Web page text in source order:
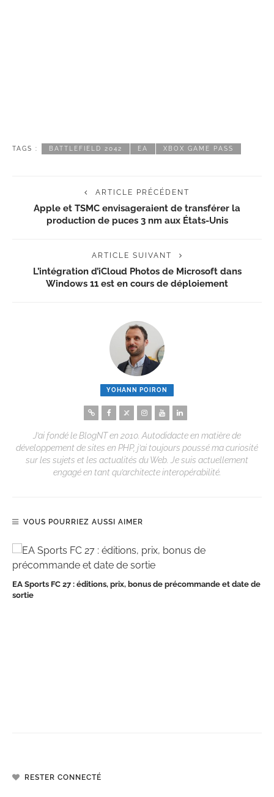
TAGS : BATTLEFIELD 2042 EA XBOX GAME PASS
ARTICLE PRÉCÉDENT
Apple et TSMC envisageraient de transférer la
production de puces 3 nm aux États-Unis
ARTICLE SUIVANT
L’intégration d’iCloud Photos de Microsoft dans
Windows 11 est en cours de déploiement
YOHANN POIRON
J’ai fondé le BlogNT en 2010. Autodidacte en matière de
développement de sites en PHP, j’ai toujours poussé ma curiosité
sur les sujets et les actualités du Web. Je suis actuellement
engagé en tant qu’architecte interopérabilité.
VOUS POURRIEZ AUSSI AIMER
EA Sports FC 27 : éditions, prix, bonus de précommande et date de
sortie
RESTER CONNECTÉ